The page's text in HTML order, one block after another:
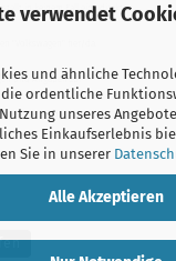
verwendet
und ähnliche
ordentliche
unseres
Einkaufserlebnis
Sie in unserer
Alle Akzeptieren
in keinem Fall eine direkte
"Volkswagen" her/da.
und Angaben zur
worden.